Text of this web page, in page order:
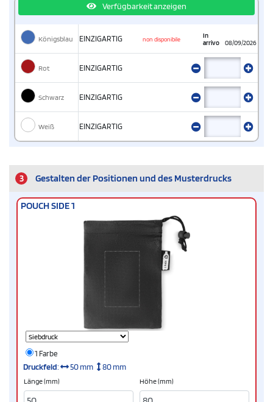
Verfügbarkeit anzeigen
Königsblau EINZIGARTIG non disponibile
In
arrivo
08/09/2026
Rot EINZIGARTIG
Schwarz EINZIGARTIG
Weiß EINZIGARTIG
3 Gestalten der Positionen und des Musterdrucks
POUCH SIDE 1
1 Farbe
Druckfeld: 50 mm 80 mm
Länge (mm) Höhe (mm)